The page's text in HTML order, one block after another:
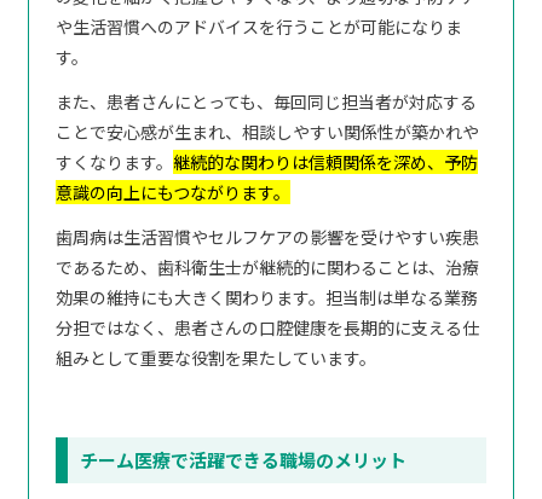
や生活習慣へのアドバイスを行うことが可能になりま
す。
また、患者さんにとっても、毎回同じ担当者が対応する
ことで安心感が生まれ、相談しやすい関係性が築かれや
すくなります。継続的な関わりは信頼関係を深め、予防
意識の向上にもつながります。
歯周病は生活習慣やセルフケアの影響を受けやすい疾患
であるため、歯科衛生士が継続的に関わることは、治療
効果の維持にも大きく関わります。担当制は単なる業務
分担ではなく、患者さんの口腔健康を長期的に支える仕
組みとして重要な役割を果たしています。
チーム医療で活躍できる職場のメリット